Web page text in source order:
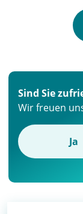
Sind Sie
Wir freuen
Ja